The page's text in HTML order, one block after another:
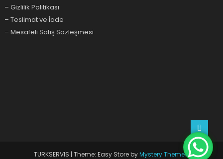
– Gizlilik Politikası
– Teslimat ve İade
– Mesafeli Satış Sözleşmesi
TURKSERVIS | Theme: Easy Store byMystery Themes.